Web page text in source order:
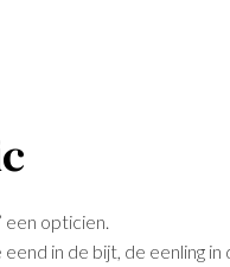
een opticien.
in de bijt, de eenling in